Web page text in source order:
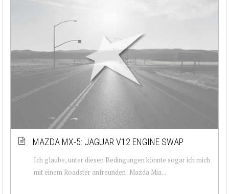
MAZDA MX-5: JAGUAR V12 ENGINE SWAP
Ich glaube, unter diesen Bedingungen könnte sogar ich mich
mit einem Roadster anfreunden: Mazda Mia...